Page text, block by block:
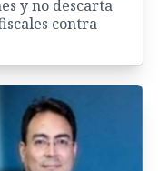
y no descarta
contra